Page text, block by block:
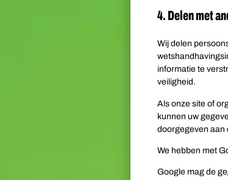
4. Delen met
Wij delen
informatie te
veiligheid.
Als onze site of
kunnen uw
doorgegeven aan
We hebben met
Google mag de